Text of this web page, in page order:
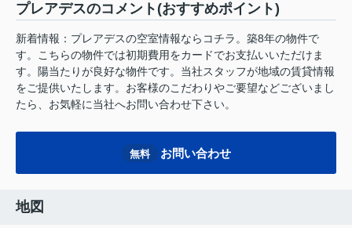
プレアデスのコメント(おすすめポイント)
新着情報：プレアデスの空室情報ならコチラ。築8年の物件で
す。こちらの物件では初期費用をカードでお支払いいただけま
す。陽当たりが良好な物件です。当社スタッフが地域の賃貸情報
をご提供いたします。お客様のこだわりやご要望などございまし
たら、お気軽に当社へお問い合わせ下さい。
無料 お問い合わせ
地図